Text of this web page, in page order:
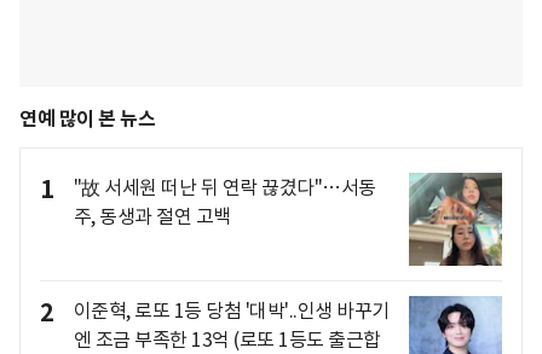
연예 많이 본 뉴스
1
"故 서세원 떠난 뒤 연락 끊겼다"…서동
주, 동생과 절연 고백
2
이준혁, 로또 1등 당첨 '대박'..인생 바꾸기
엔 조금 부족한 13억 (로또 1등도 출근합